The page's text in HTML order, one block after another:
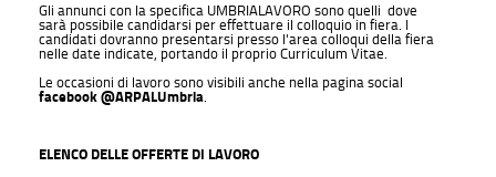
Gli annunci con la specifica UMBRIALAVORO sono quelli dove
sarà possibile candidarsi per effettuare il colloquio in fiera. I
candidati dovranno presentarsi presso l'area colloqui della fiera
nelle date indicate, portando il proprio Curriculum Vitae.
Le occasioni di lavoro sono visibili anche nella pagina social
facebook @ARPALUmbria
ELENCO DELLE OFFERTE DI LAVORO